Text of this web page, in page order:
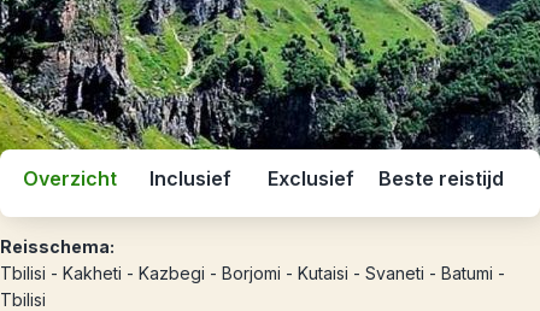
Overzicht Inclusief Exclusief Beste reistijd
Reisschema:
Tbilisi - Kakheti - Kazbegi - Borjomi - Kutaisi - Svaneti - Batumi -
Tbilisi